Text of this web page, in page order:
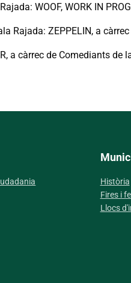
WOOF, WORK IN
Rajada: ZEPPELIN, a
a càrrec de Comediants de
Història
Fires i
Llocs